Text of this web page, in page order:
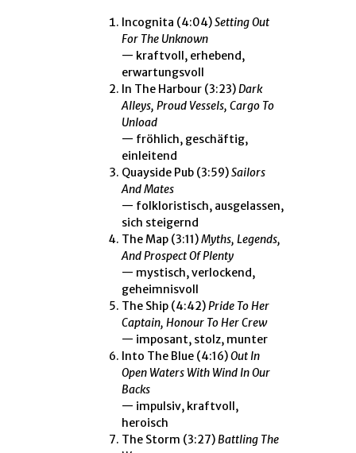
Incognita (4:04)Setting Out
For The Unknown
— kraftvoll, erhebend,
erwartungsvoll
In The Harbour (3:23)Dark
Alleys, Proud Vessels, Cargo To
Unload
— fröhlich, geschäftig,
einleitend
Quayside Pub (3:59)Sailors
And Mates
— folkloristisch, ausgelassen,
sich steigernd
The Map (3:11)Myths, Legends,
And Prospect Of Plenty
— mystisch, verlockend,
geheimnisvoll
The Ship (4:42)Pride To Her
Captain, Honour To Her Crew
— imposant, stolz, munter
Into The Blue (4:16)Out In
Open Waters With Wind In Our
Backs
— impulsiv, kraftvoll,
heroisch
The Storm (3:27)Battling The